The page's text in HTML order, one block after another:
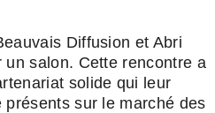
Diffusion et Abri
salon. Cette rencontre a
solide qui leur
présents sur le marché des